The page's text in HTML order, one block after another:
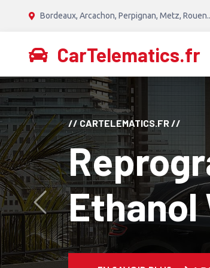
Bordeaux, Arcachon, Perpignan, Metz,
CarTelematics.fr
// CANTON TECH //
Diesel
Avant